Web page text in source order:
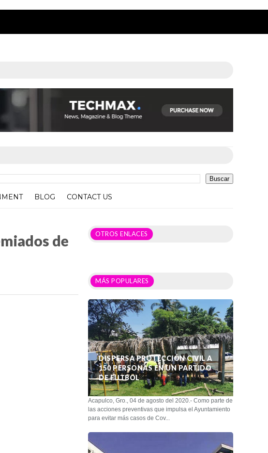
BLOG CONTACT US
de
OTROS ENLACES
MÁS POPULARES
DISPERSA PROTECCIÓN CIVIL A
150 PERSONAS EN UN PARTIDO
DE FUTBOL
Acapulco, Gro., 04 de agosto del 2020.- Como parte de
las acciones preventivas que impulsa el Ayuntamiento
para evitar más casos de Cov...